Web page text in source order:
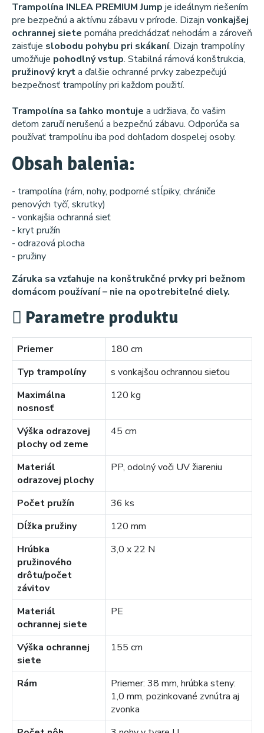
Trampolína INLEA PREMIUM Jump je ideálnym riešením
pre bezpečnú a aktívnu zábavu v prírode. Dizajn vonkajšej
ochrannej siete pomáha predchádzať nehodám a zároveň
zaisťuje slobodu pohybu pri skákaní. Dizajn trampolíny
umožňuje pohodlný vstup. Stabilná rámová konštrukcia,
pružinový kryta ďalšie ochranné prvky zabezpečujú
bezpečnosť trampolíny pri každom použití.
Trampolína sa ľahko montuje a udržiava, čo vašim
deťom zaručí nerušenú a bezpečnú zábavu. Odporúča sa
používať trampolínu iba pod dohľadom dospelej osoby.
Obsah balenia:
- trampolína (rám, nohy, podporné stĺpiky, chrániče
penových tyčí, skrutky)
- vonkajšia ochranná sieť
- kryt pružín
- odrazová plocha
- pružiny
Záruka sa vzťahuje na konštrukčné prvky pri bežnom
domácom používaní – nie na opotrebiteľné diely.
Parametre produktu
Priemer
180 cm
Typ trampolíny
s vonkajšou ochrannou sieťou
Maximálna
nosnosť
120 kg
Výška odrazovej
plochy od zeme
45 cm
Materiál
odrazovej plochy
PP, odolný voči UV žiareniu
Počet pružín
36 ks
Dĺžka pružiny
120 mm
Hrúbka
pružinového
drôtu/počet
závitov
3,0 x 22 N
Materiál
ochrannej siete
PE
Výška ochrannej
siete
155 cm
Rám
Priemer: 38 mm, hrúbka steny:
1,0 mm, pozinkované zvnútra aj
zvonka